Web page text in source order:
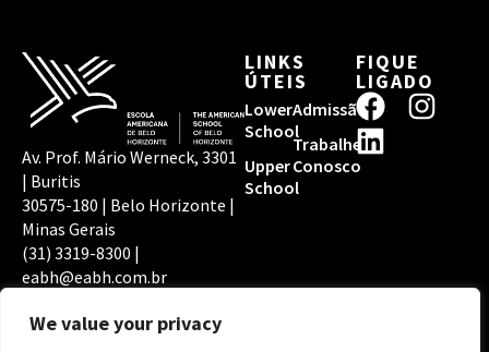
We value your privacy
Av. Prof. Mário Werneck, 3301
| Buritis
30575-180 | Belo Horizonte |
Minas Gerais
(31) 3319-8300 |
eabh@eabh.com.br
LINKS
ÚTEIS
Lower
School
Upper
School
Admissão
Trabalhe
Conosco
FIQUE
LIGADO
F
a
c
o
I
r
L
i
n
i
PRIVACIDADE EABH